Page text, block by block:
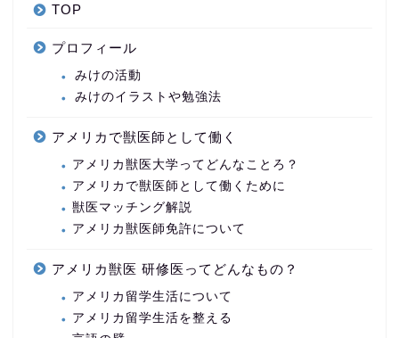
TOP
プロフィール
みけの活動
みけのイラストや勉強法
アメリカで獣医師として働く
アメリカ獣医大学ってどんなことろ？
アメリカで獣医師として働くために
獣医マッチング解説
アメリカ獣医師免許について
アメリカ獣医 研修医ってどんなもの？
アメリカ留学生活について
アメリカ留学生活を整える